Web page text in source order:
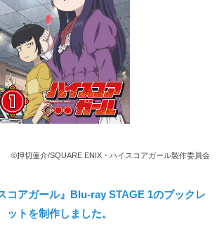
©押切蓮介/SQUARE ENIX・ハイスコアガール製作委員会
コアガール』Blu-ray STAGE 1のブックレ
ットを制作しました。